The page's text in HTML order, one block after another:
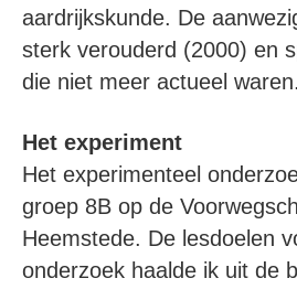
aardrijkskunde. De
sterk verouderd (2000) en
die niet meer actueel waren.
Het experiment
Het experimenteel
groep 8B op de
Heemstede. De lesdoelen
onderzoek haalde ik uit de